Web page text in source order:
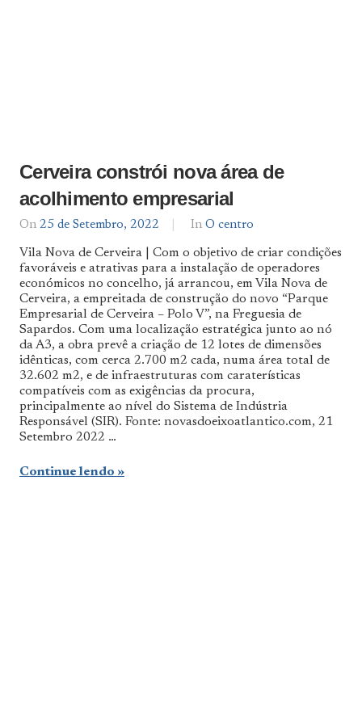
Cerveira constrói nova área de
acolhimento empresarial
On 25 de Setembro, 2022
By
In O centro
Vila Nova de Cerveira | Com o objetivo de criar condições
favoráveis e atrativas para a instalação de operadores
económicos no concelho, já arrancou, em Vila Nova de
Cerveira, a empreitada de construção do novo “Parque
Empresarial de Cerveira – Polo V”, na Freguesia de
Sapardos. Com uma localização estratégica junto ao nó
da A3, a obra prevê a criação de 12 lotes de dimensões
idênticas, com cerca 2.700 m2 cada, numa área total de
32.602 m2, e de infraestruturas com caraterísticas
compatíveis com as exigências da procura,
principalmente ao nível do Sistema de Indústria
Responsável (SIR). Fonte: novasdoeixoatlantico.com, 21
Setembro 2022 …
Continue lendo